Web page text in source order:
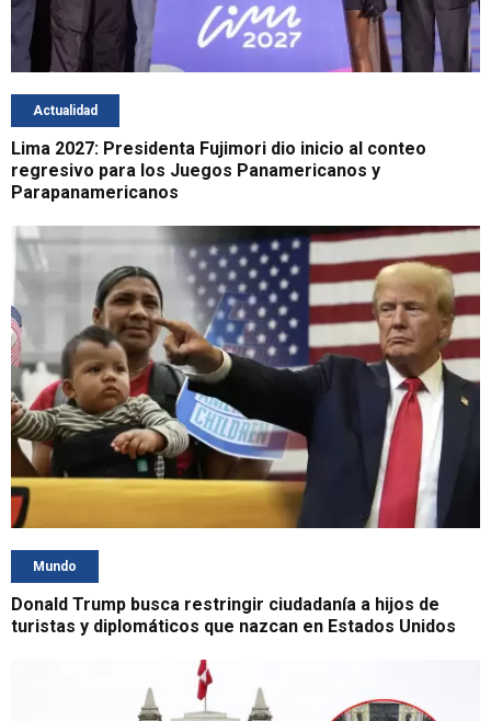
Actualidad
Lima 2027: Presidenta Fujimori dio inicio al conteo
regresivo para los Juegos Panamericanos y
Parapanamericanos
Mundo
Donald Trump busca restringir ciudadanía a hijos de
turistas y diplomáticos que nazcan en Estados Unidos